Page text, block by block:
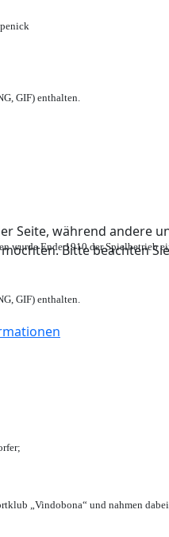
Seite, während andere
Bitte beachten
GIF) enthalten.
wurde Ende 1910 der
GIF) enthalten.
;
„Vindobona“ und nahmen